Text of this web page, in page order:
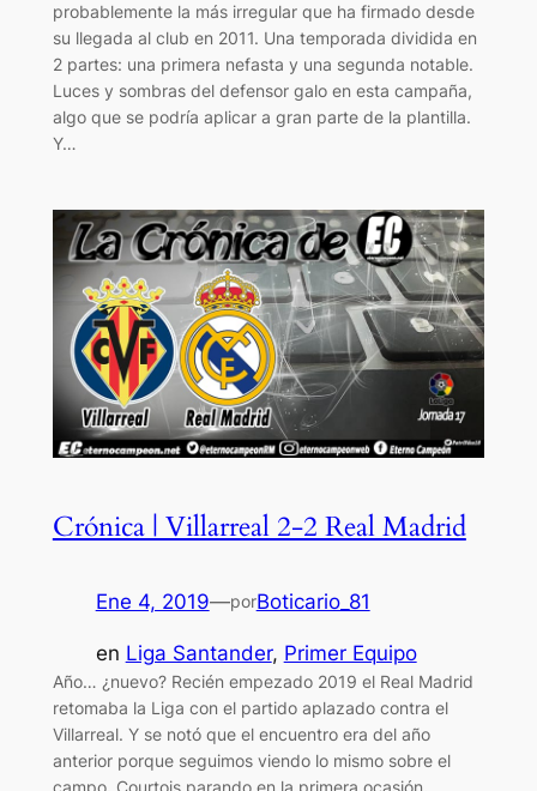
probablemente la más irregular que ha firmado desde
su llegada al club en 2011. Una temporada dividida en
2 partes: una primera nefasta y una segunda notable.
Luces y sombras del defensor galo en esta campaña,
algo que se podría aplicar a gran parte de la plantilla.
Y…
Crónica | Villarreal 2-2 Real Madrid
Ene 4, 2019—porBoticario_81
en Liga Santander, Primer Equipo
Año… ¿nuevo? Recién empezado 2019 el Real Madrid
retomaba la Liga con el partido aplazado contra el
Villarreal. Y se notó que el encuentro era del año
anterior porque seguimos viendo lo mismo sobre el
campo. Courtois parando en la primera ocasión,